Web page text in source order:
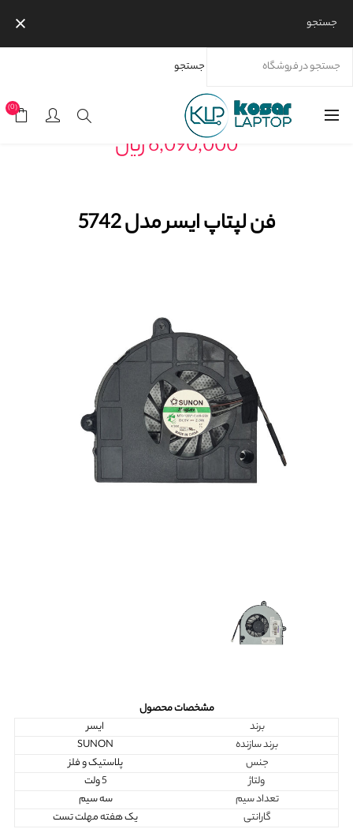
جستجو
جستجو
(0)
فن لپتاپ ایسر مدل 5742
مشخصات محصول
برند
ایسر
برند سازنده
SUNON
جنس
پلاستیک و فلز
ولتاژ
5 ولت
تعداد سیم
سه سیم
گارانتی
یک هفته مهلت تست
6,090,000 ریال